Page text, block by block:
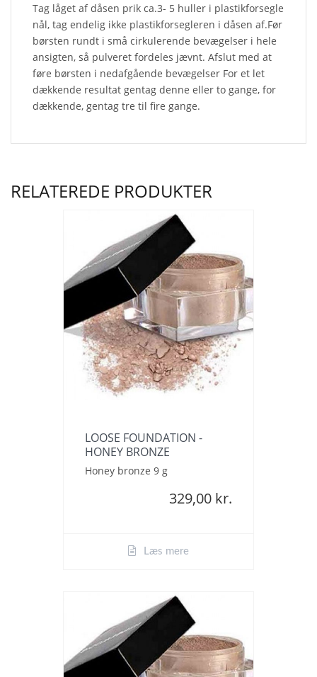
Tag låget af dåsen prik ca.3- 5 huller i plastikforsegle
nål, tag endelig ikke plastikforsegleren i dåsen af.Før
børsten rundt i små cirkulerende bevægelser i hele
ansigten, så pulveret fordeles jævnt. Afslut med at
føre børsten i nedafgående bevægelser For et let
dækkende resultat gentag denne eller to gange, for
dækkende, gentag tre til fire gange.
RELATEREDE PRODUKTER
LOOSE FOUNDATION -
HONEY BRONZE
Honey bronze 9 g
329,00 kr.
Læs mere